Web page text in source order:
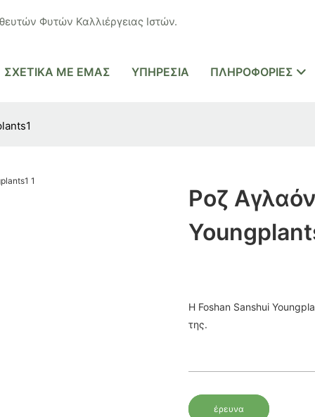
Φυτών Καλλιέργειας Ιστών.
ΣΧΕΤΙΚΆ ΜΕ ΕΜΆΣ ΥΠΗΡΕΣΊΑ ΠΛΗΡΟΦΟΡΊΕΣ
Ροζ
Η Foshan Sanshui
της.
έρευνα